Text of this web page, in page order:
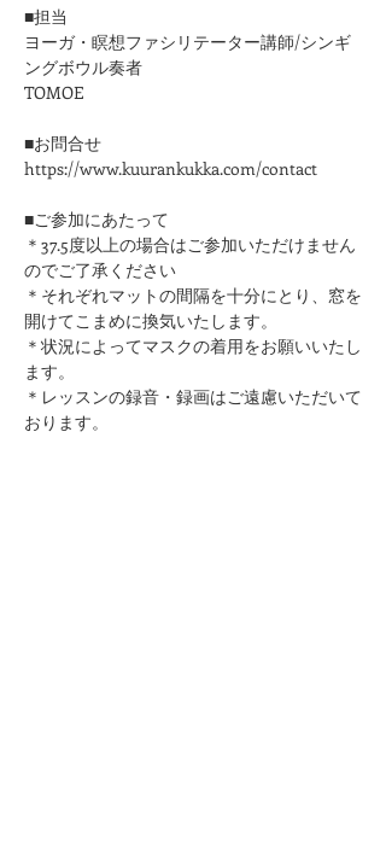
■担当
ヨーガ・瞑想ファシリテーター講師/シンギ
ングボウル奏者
TOMOE
■お問合せ
https://www.kuurankukka.com/contact
■ご参加にあたって
＊37.5度以上の場合はご参加いただけません
のでご了承ください
​＊それぞれマットの間隔を十分にとり、窓を
開けてこまめに換気いたします。
＊状況によってマスクの着用をお願いいたし
ます。
＊レッスンの録音・録画はご遠慮いただいて
おります。